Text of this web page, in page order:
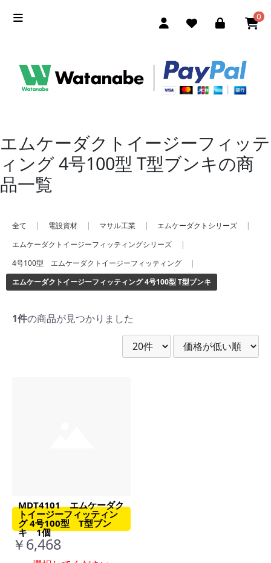
0
エムケーダクトイージーフィッテ
ィング 4号100型 T型ブンキの商
品一覧
全て | 電設資材 | マサル工業 | エムケーダクトシリーズ
|
エムケーダクトイージーフィッティングシリーズ
|
4号100型 エムケーダクトイージーフィッティング
|
エムケーダクトイージーフィッティング 4号100型 T型ブンキ
1件の商品が見つかりました
MDT4101 エムケーダク
トイージーフィッティン
グ 4号100型 T型ブン
キ 1個
￥6,468